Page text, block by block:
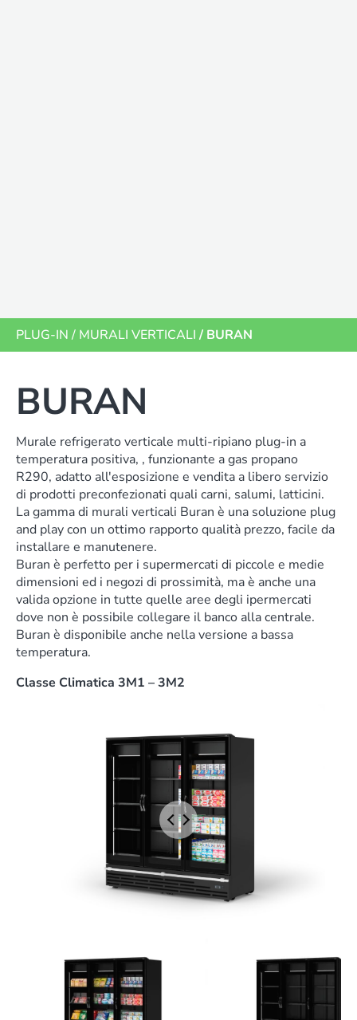
PLUG-IN / MURALI VERTICALI / BURAN
BURAN
Murale refrigerato verticale multi-ripiano plug-in a
temperatura positiva, , funzionante a gas propano
R290, adatto all'esposizione e vendita a libero servizio
di prodotti preconfezionati quali carni, salumi, latticini.
La gamma di murali verticali Buran è una soluzione plug
and play con un ottimo rapporto qualità prezzo, facile da
installare e manutenere.
Buran è perfetto per i supermercati di piccole e medie
dimensioni ed i negozi di prossimità, ma è anche una
valida opzione in tutte quelle aree degli ipermercati
dove non è possibile collegare il banco alla centrale.
Buran è disponibile anche nella versione a bassa
temperatura.
Classe Climatica 3M1 – 3M2